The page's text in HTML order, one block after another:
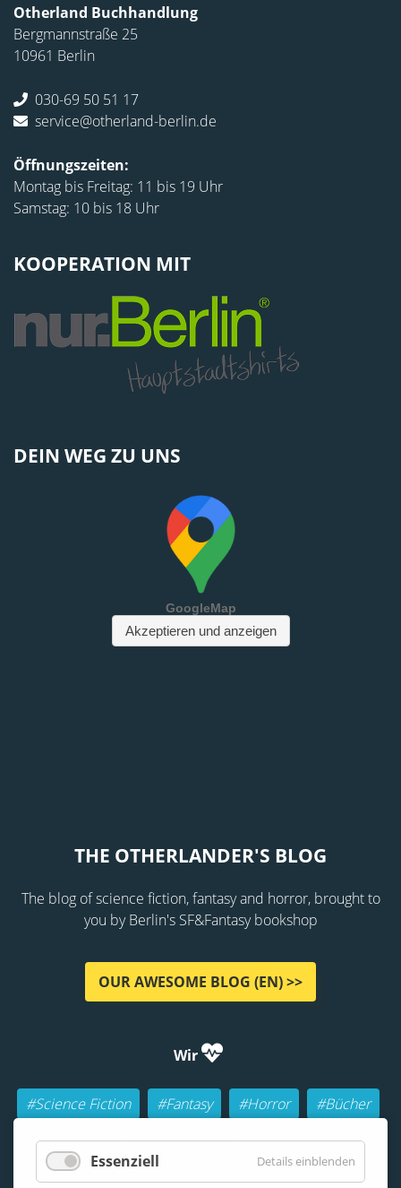
Otherland Buchhandlung
Bergmannstraße 25
10961 Berlin
030-69 50 51 17
service@otherland-berlin.de
Öffnungszeiten:
Montag bis Freitag: 11 bis 19 Uhr
Samstag: 10 bis 18 Uhr
KOOPERATION MIT
DEIN WEG ZU UNS
THE OTHERLANDER'S BLOG
The blog of science fiction, fantasy and horror, brought to
you by Berlin's SF&Fantasy bookshop
OUR AWESOME BLOG (EN) >>
Wir
#Science Fiction #Fantasy #Horror
#Bücher
#Autoren
#Buch-Geeks
#Rollenspiele (RPGs)
Essenziell Details einblenden